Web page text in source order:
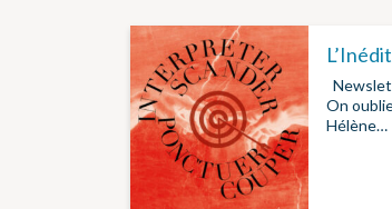
On
Hélène…